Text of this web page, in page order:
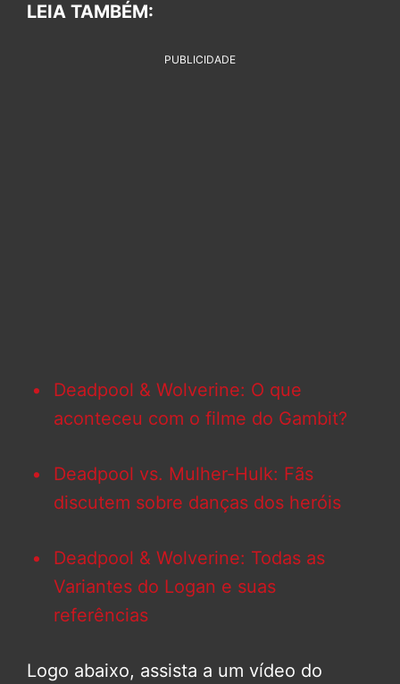
LEIA TAMBÉM:
PUBLICIDADE
Deadpool & Wolverine: O que
aconteceu com o filme do Gambit?
Deadpool vs. Mulher-Hulk: Fãs
discutem sobre danças dos heróis
Deadpool & Wolverine: Todas as
Variantes do Logan e suas
referências
Logo abaixo, assista a um vídeo do